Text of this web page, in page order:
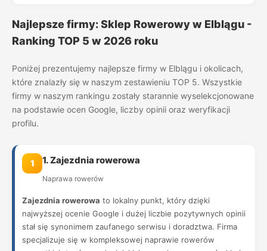
Najlepsze firmy: Sklep Rowerowy w Elblągu -
Ranking TOP 5 w 2026 roku
Poniżej prezentujemy najlepsze firmy w Elblągu i okolicach,
które znalazły się w naszym zestawieniu TOP 5. Wszystkie
firmy w naszym rankingu zostały starannie wyselekcjonowane
na podstawie ocen Google, liczby opinii oraz weryfikacji
profilu.
1 1. Zajezdnia rowerowa
Naprawa rowerów
Zajezdnia rowerowa to lokalny punkt, który dzięki
najwyższej ocenie Google i dużej liczbie pozytywnych opinii
stał się synonimem zaufanego serwisu i doradztwa. Firma
specjalizuje się w kompleksowej naprawie rowerów